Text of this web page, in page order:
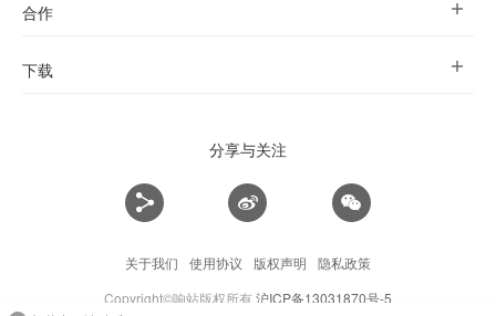
合作
下载
分享与关注
关于我们 使用协议 版权声明
隐私政策
Copyright©响站版权所有沪ICP备13031870号-5